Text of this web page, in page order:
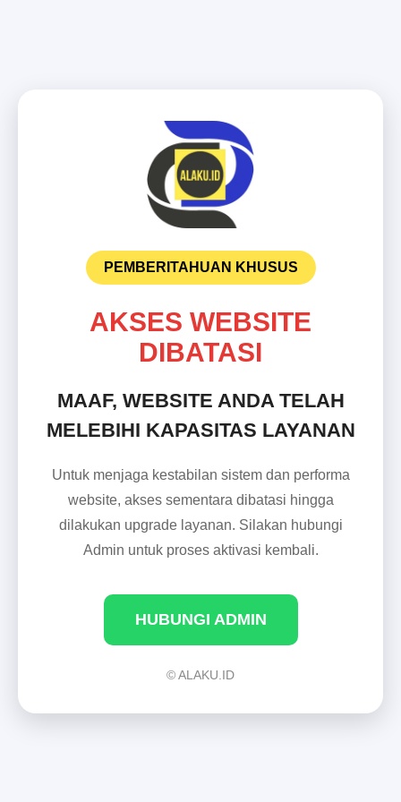
PEMBERITAHUAN KHUSUS
AKSES WEBSITE
DIBATASI
MAAF, WEBSITE ANDA TELAH
MELEBIHI KAPASITAS LAYANAN
Untuk menjaga kestabilan sistem dan performa
website, akses sementara dibatasi hingga
dilakukan upgrade layanan. Silakan hubungi
Admin untuk proses aktivasi kembali.
HUBUNGI ADMIN
© ALAKU.ID